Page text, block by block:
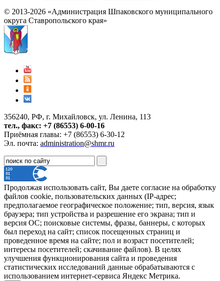
© 2013-2026 «Администрация Шпаковского муниципального
округа Ставропольского края»
356240, РФ, г. Михайловск, ул. Ленина, 113
тел., факс: +7 (86553) 6-00-16
Приёмная главы: +7 (86553) 6-30-12
Эл. почта: administration@shmr.ru
Продолжая использовать сайт, Вы даете согласие на обработку
файлов cookie, пользовательских данных (IP-адрес;
предполагаемое географическое положение; тип, версия, язык
браузера; тип устройства и разрешение его экрана; тип и
версия ОС; поисковые системы, фразы, баннеры, с которых
был переход на сайт; список посещенных страниц и
проведенное время на сайте; пол и возраст посетителей;
интересы посетителей; скачивание файлов). В целях
улучшения функционирования сайта и проведения
статистических исследований данные обрабатываются с
использованием интернет-сервиса Яндекс Метрика.